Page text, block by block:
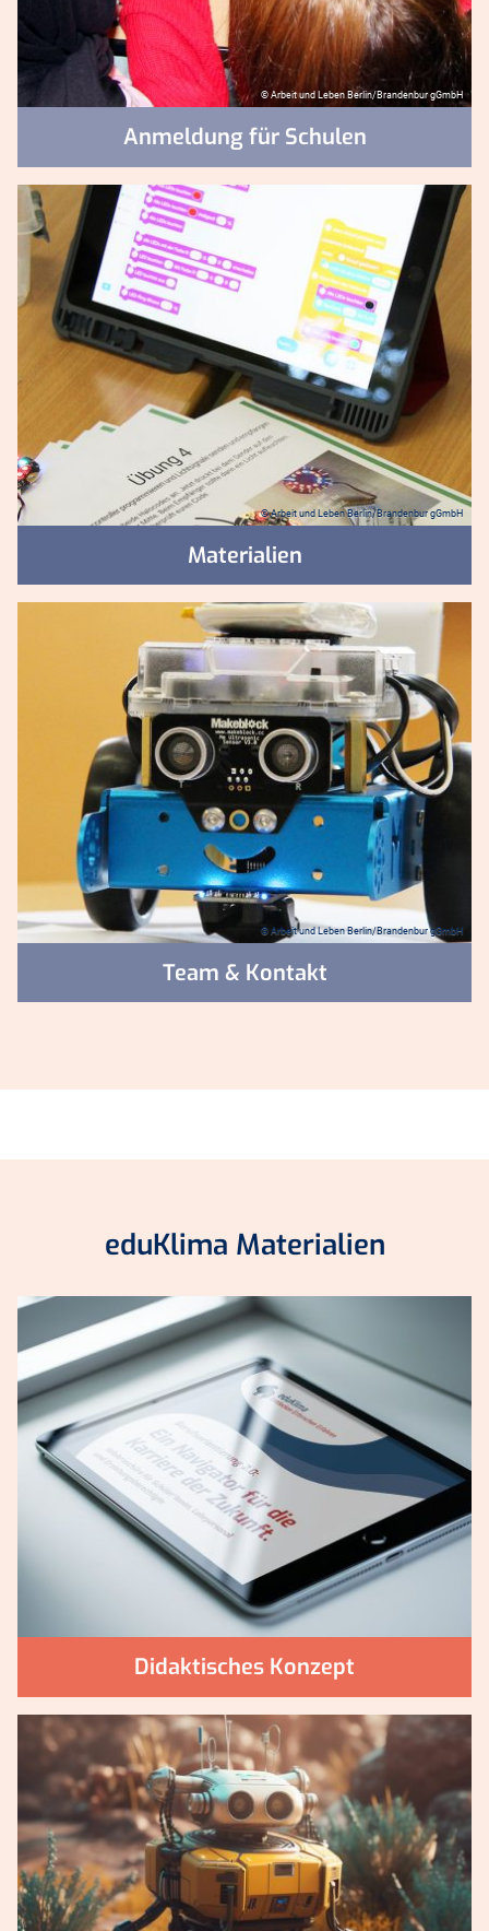
© Arbeit und Leben Berlin/Brandenbur gGmbH
Anmeldung für Schulen
© Arbeit und Leben Berlin/Brandenbur gGmbH
Materialien
© Arbeit und Leben Berlin/Brandenbur gGmbH
Team & Kontakt
eduKlima Materialien
Didaktisches Konzept